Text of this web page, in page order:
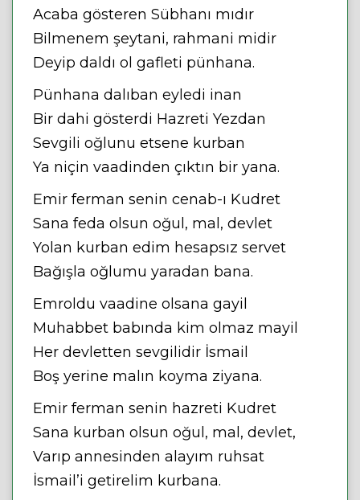
Acaba gösteren Sübhanı mıdır
Bilmenem şeytani, rahmani midir
Deyip daldı ol gafleti pünhana.
Pünhana dalıban eyledi inan
Bir dahi gösterdi Hazreti Yezdan
Sevgili oğlunu etsene kurban
Ya niçin vaadinden çıktın bir yana.
Emir ferman senin cenab-ı Kudret
Sana feda olsun oğul, mal, devlet
Yolan kurban edim hesapsız servet
Bağışla oğlumu yaradan bana.
Emroldu vaadine olsana gayil
Muhabbet babında kim olmaz mayil
Her devletten sevgilidir İsmail
Boş yerine malın koyma ziyana.
Emir ferman senin hazreti Kudret
Sana kurban olsun oğul, mal, devlet,
Varıp annesinden alayım ruhsat
İsmail’i getirelim kurbana.